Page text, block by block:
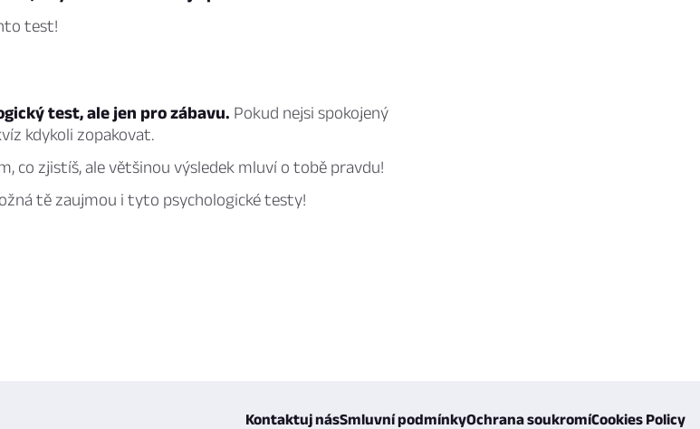
test!
test, ale jen pro zábavu. Pokud nejsi spokojený
kdykoli zopakovat.
co zjistíš, ale většinou výsledek mluví o tobě pravdu!
tě zaujmou i tyto psychologické testy!
Kontaktuj násSmluvní podmínkyOchrana soukromíCookies Policy